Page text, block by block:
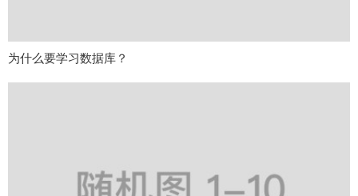
为什么要学习数据库？